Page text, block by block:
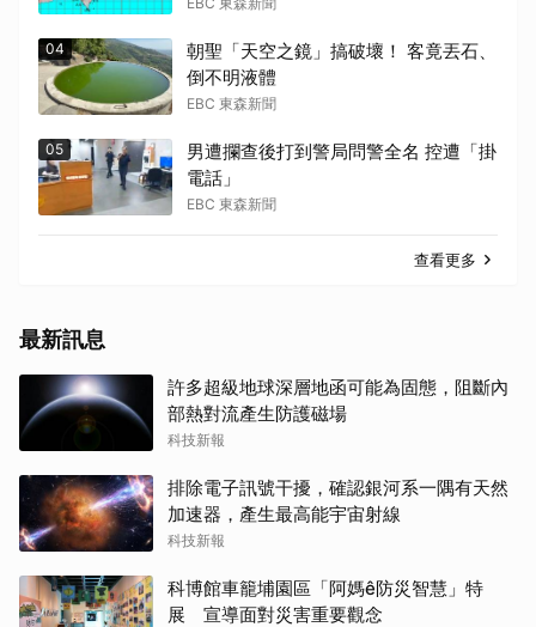
04
朝聖「天空之鏡」搞破壞！ 客竟丟石、
倒不明液體
EBC 東森新聞
05
男遭攔查後打到警局問警全名 控遭「掛
電話」
EBC 東森新聞
查看更多
最新訊息
許多超級地球深層地函可能為固態，阻斷內
部熱對流產生防護磁場
科技新報
排除電子訊號干擾，確認銀河系一隅有天然
加速器，產生最高能宇宙射線
科技新報
科博館車籠埔園區「阿媽ê防災智慧」特
展 宣導面對災害重要觀念